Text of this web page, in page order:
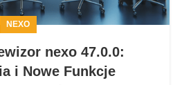
NEXO
nexo 47.0.0:
i Nowe Funkcje